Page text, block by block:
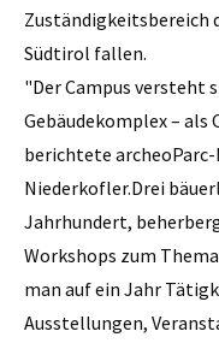
Zuständigkeitsbereich
Südtirol fallen.
"Der Campus versteht
Gebäudekomplex – als
berichtete
Niederkofler.Drei
Jahrhundert,
Workshops zum
man auf ein Jahr
Ausstellungen,